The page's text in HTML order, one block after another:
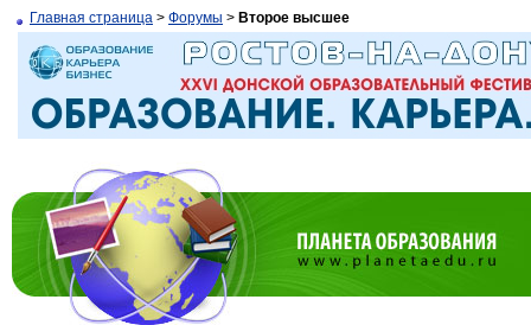
Главная страница > Форумы > Второе высшее